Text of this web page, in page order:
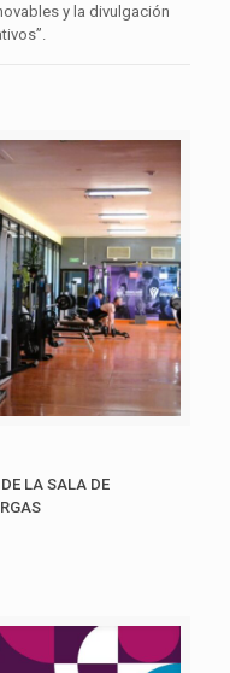
y la divulgación
LA SALA DE